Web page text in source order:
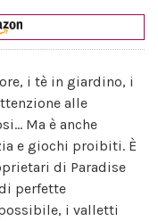
i tè in giardino, i
alle
Ma è anche
e giochi proibiti. È
di Paradise
perfette
i valletti